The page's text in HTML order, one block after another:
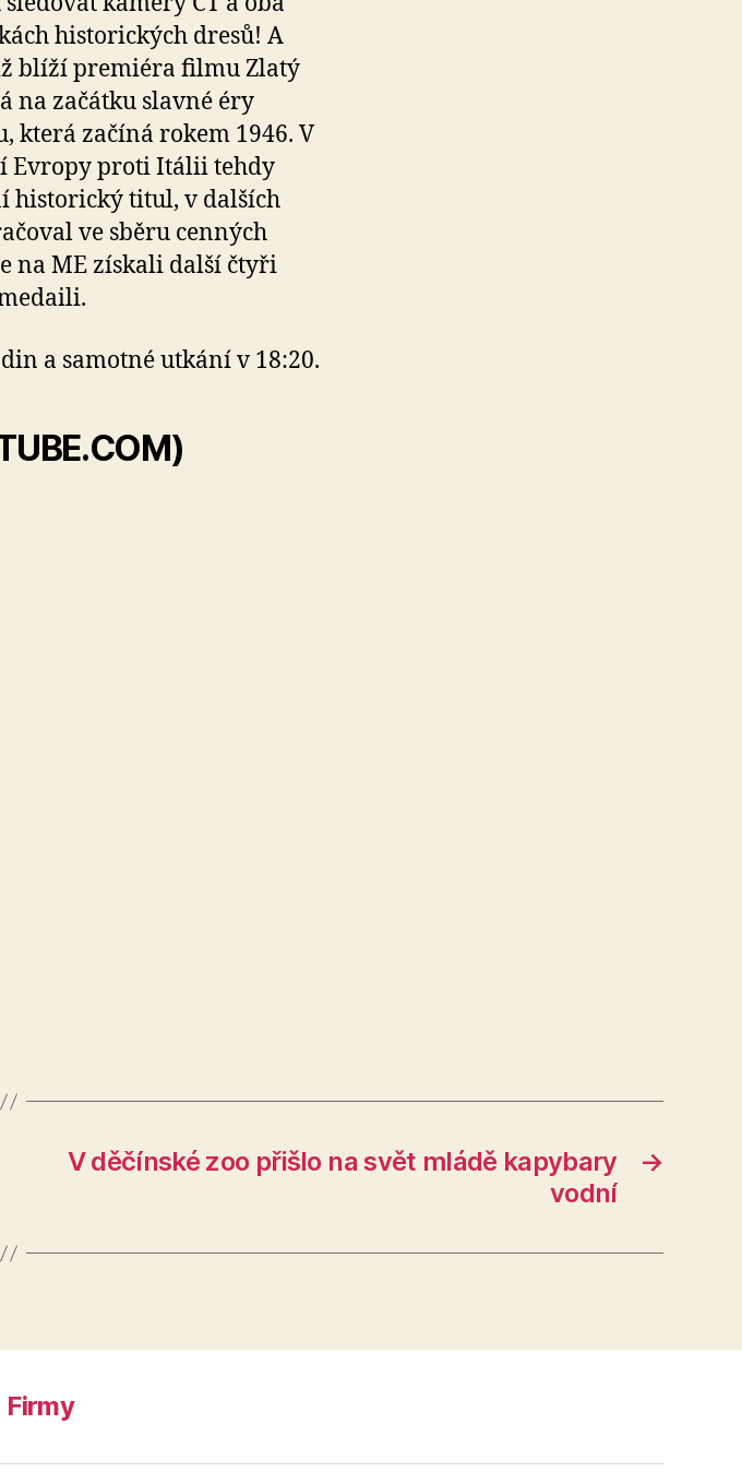
historických dresů! A
blíží premiéra filmu Zlatý
na začátku slavné éry
která začíná rokem 1946. V
Evropy proti Itálii tehdy
historický titul, v dalších
ve sběru cenných
na ME získali další čtyři
a samotné utkání v 18:20.
→
V děčínské zoo přišlo na svět mládě kapybary
vodní
Firmy